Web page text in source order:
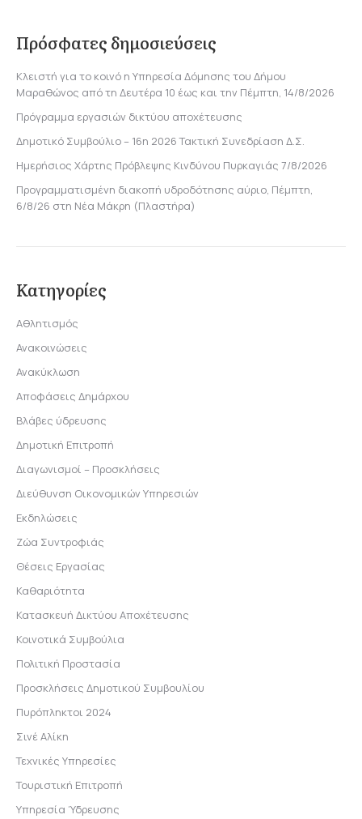
Πρόσφατες δημοσιεύσεις
Κλειστή για το κοινό η Υπηρεσία Δόμησης του Δήμου
Μαραθώνος από τη Δευτέρα 10 έως και την Πέμπτη, 14/8/2026
Πρόγραμμα εργασιών δικτύου αποχέτευσης
Δημοτικό Συμβούλιο – 16η 2026 Τακτική Συνεδρίαση Δ.Σ.
Ημερήσιος Χάρτης Πρόβλεψης Κινδύνου Πυρκαγιάς 7/8/2026
Προγραμματισμένη διακοπή υδροδότησης αύριο, Πέμπτη,
6/8/26 στη Νέα Μάκρη (Πλαστήρα)
Κατηγορίες
Αθλητισμός
Ανακοινώσεις
Ανακύκλωση
Αποφάσεις Δημάρχου
Βλάβες ύδρευσης
Δημοτική Επιτροπή
Διαγωνισμοί – Προσκλήσεις
Διεύθυνση Οικονομικών Υπηρεσιών
Εκδηλώσεις
Ζώα Συντροφιάς
Θέσεις Εργασίας
Καθαριότητα
Κατασκευή Δικτύου Αποχέτευσης
Κοινοτικά Συμβούλια
Πολιτική Προστασία
Προσκλήσεις Δημοτικού Συμβουλίου
Πυρόπληκτοι 2024
Σινέ Αλίκη
Τεχνικές Υπηρεσίες
Τουριστική Επιτροπή
Υπηρεσία Ύδρευσης